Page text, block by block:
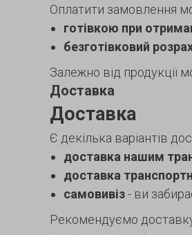
Оплатити замовлення
готівкою при
безготівковий
Залежно від продукції
Доставка
Доставка
Є декілька варіантів
доставка нашим
доставка
самовивіз- ви
Рекомендуємо